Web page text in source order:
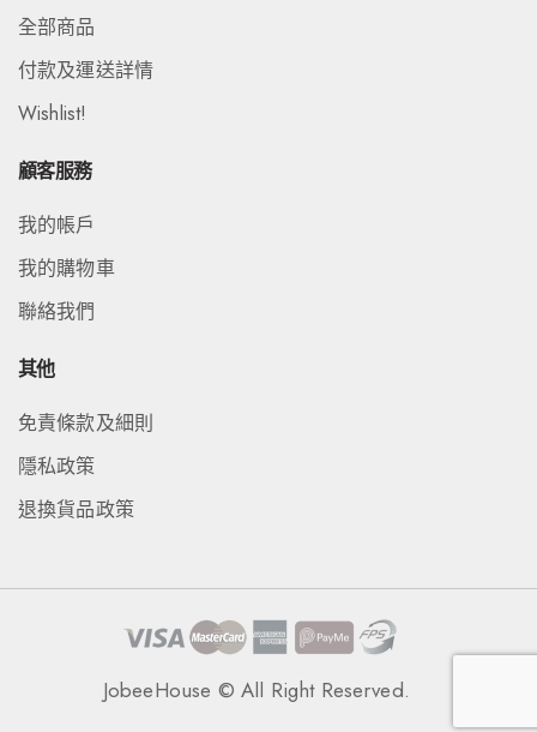
全部商品
付款及運送詳情
Wishlist!
顧客服務
我的帳戶
我的購物車
聯絡我們
其他
免責條款及細則
隱私政策
退換貨品政策
JobeeHouse © All Right Reserved.